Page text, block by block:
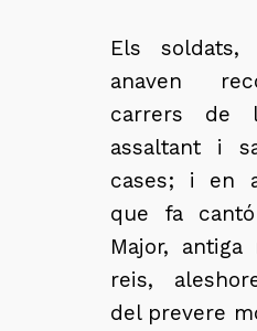
Els soldats,
anaven
carrers de
assaltant i
cases; i en
que fa
Major, antiga
reis,
del prevere